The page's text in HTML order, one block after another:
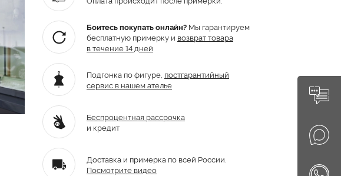
Боитесь покупать онлайн? Мы гарантируем
бесплатную примерку и возврат товара
в течение 14 дней
Подгонка по фигуре, постгарантийный
сервис в нашем ателье
Беспроцентная рассрочка
и кредит
Доставка и примерка по всей России.
Посмотрите видео